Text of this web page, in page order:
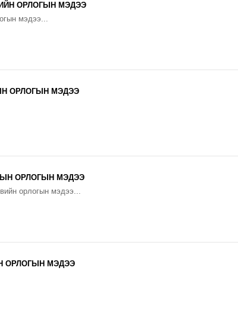
ОРЛОГЫН МЭДЭЭ
мэдээ...
ОРЛОГЫН МЭДЭЭ
ОРЛОГЫН МЭДЭЭ
орлогын мэдээ...
ОРЛОГЫН МЭДЭЭ